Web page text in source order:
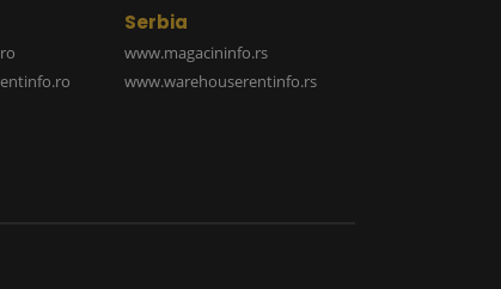
Serbia
www.magacininfo.rs
www.warehouserentinfo.rs